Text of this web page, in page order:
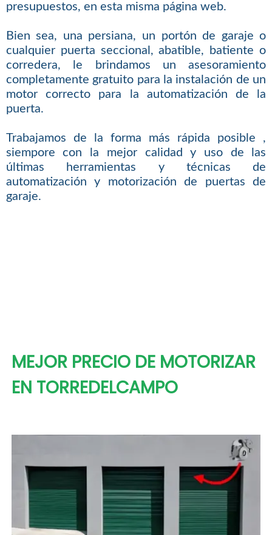
presupuestos, en esta misma página web.
Bien sea, una persiana, un portón de garaje o
cualquier puerta seccional, abatible, batiente o
corredera, le brindamos un asesoramiento
completamente gratuito para la instalación de un
motor correcto para la automatización de la
puerta.
Trabajamos de la forma más rápida posible ,
siempore con la mejor calidad y uso de las
últimas herramientas y técnicas de
automatización y motorización de puertas de
garaje.
MEJOR PRECIO DE MOTORIZAR
EN TORREDELCAMPO